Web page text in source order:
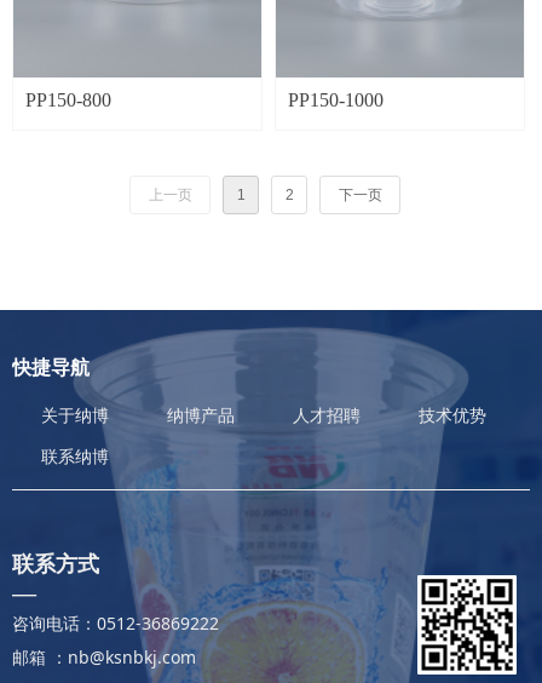
PP150-800 PP150-1000
上一页 1 2 下一页
快捷导航
关于纳博 纳博产品 人才招聘 技术优势
联系纳博
联系方式
—
咨询电话：0512-36869222
邮箱 ：nb@ksnbkj.com